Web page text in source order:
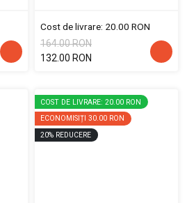
Cost de livrare: 20.00 RON
164.00 RON
132.00 RON
COST DE LIVRARE: 20.00 RON
ECONOMISIȚI 30.00 RON
20% REDUCERE